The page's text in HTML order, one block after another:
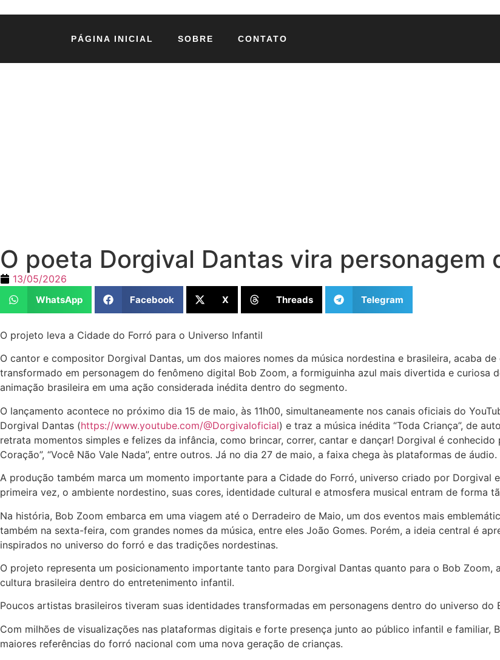
PÁGINA INICIAL SOBRE CONTATO
O poeta Dorgival Dantas vira personagem
13/05/2026
WhatsApp Facebook X Threads Telegram
O projeto leva a Cidade do Forró para o Universo Infantil
O cantor e compositor Dorgival Dantas, um dos maiores nomes da música nordestina e brasileira, acaba
transformado em personagem do fenômeno digital Bob Zoom, a formiguinha azul mais divertida e curiosa
animação brasileira em uma ação considerada inédita dentro do segmento.
O lançamento acontece no próximo dia 15 de maio, às 11h00, simultaneamente nos canais oficiais do
Dorgival Dantas (https://www.youtube.com/@Dorgivaloficial) e traz a música inédita “Toda Criança”, de
retrata momentos simples e felizes da infância, como brincar, correr, cantar e dançar! Dorgival é
Coração”, “Você Não Vale Nada”, entre outros. Já no dia 27 de maio, a faixa chega às plataformas de áudio.
A produção também marca um momento importante para a Cidade do Forró, universo criado por Dorgival
primeira vez, o ambiente nordestino, suas cores, identidade cultural e atmosfera musical entram de forma
Na história, Bob Zoom embarca em uma viagem até o Derradeiro de Maio, um dos eventos mais
também na sexta-feira, com grandes nomes da música, entre eles João Gomes. Porém, a ideia central é
inspirados no universo do forró e das tradições nordestinas.
O projeto representa um posicionamento importante tanto para Dorgival Dantas quanto para o Bob
cultura brasileira dentro do entretenimento infantil.
Poucos artistas brasileiros tiveram suas identidades transformadas em personagens dentro do universo
Com milhões de visualizações nas plataformas digitais e forte presença junto ao público infantil e
maiores referências do forró nacional com uma nova geração de crianças.